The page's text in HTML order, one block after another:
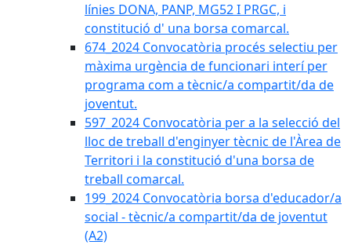
línies DONA, PANP, MG52 I PRGC, i
constitució d' una borsa comarcal.
674_2024 Convocatòria procés selectiu per
màxima urgència de funcionari interí per
programa com a tècnic/a compartit/da de
joventut.
597_2024 Convocatòria per a la selecció del
lloc de treball d'enginyer tècnic de l'Àrea de
Territori i la constitució d'una borsa de
treball comarcal.
199_2024 Convocatòria borsa d'educador/a
social - tècnic/a compartit/da de joventut
(A2)